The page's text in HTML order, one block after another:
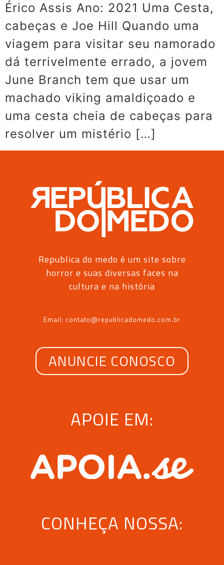
Érico Assis Ano: 2021 Uma Cesta,
cabeças e Joe Hill Quando uma
viagem para visitar seu namorado
dá terrivelmente errado, a jovem
June Branch tem que usar um
machado viking amaldiçoado e
uma cesta cheia de cabeças para
resolver um mistério […]
Republica do medo é um site sobre
horror e suas diversas faces na
cultura e na história
Email: contato@republicadomedo.com.br
ANUNCIE CONOSCO
APOIE EM:
CONHEÇA NOSSA: